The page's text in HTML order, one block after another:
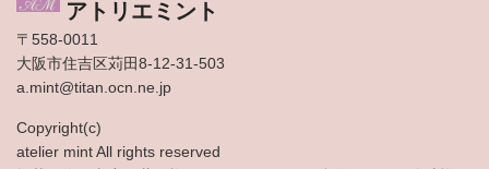
アトリエミント
〒558-0011
大阪市住吉区苅田8-12-31-503
a.mint@titan.ocn.ne.jp
Copyright(c)
atelier mint All rights reserved